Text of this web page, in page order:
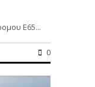
Ε65...
0